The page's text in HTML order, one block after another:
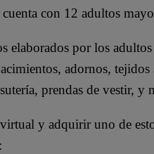
con 12 adultos
elaborados por los
adornos,
prendas de vestir,
virtual y adquirir uno de